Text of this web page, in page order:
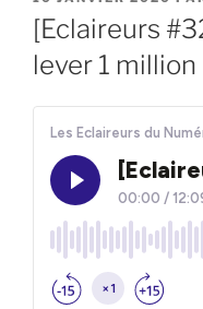
LE
[Eclaireurs
lever 1 million